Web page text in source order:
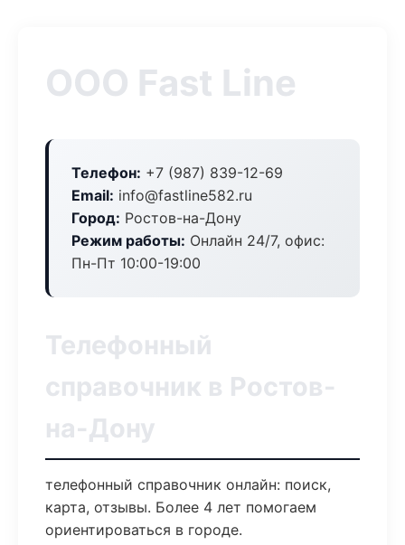
ООО Fast Line
Телефон: +7 (987) 839-12-69
Email: info@fastline582.ru
Город: Ростов-на-Дону
Режим работы: Онлайн 24/7, офис:
Пн-Пт 10:00-19:00
Телефонный
справочник в Ростов-
на-Дону
телефонный справочник онлайн: поиск,
карта, отзывы. Более 4 лет помогаем
ориентироваться в городе.